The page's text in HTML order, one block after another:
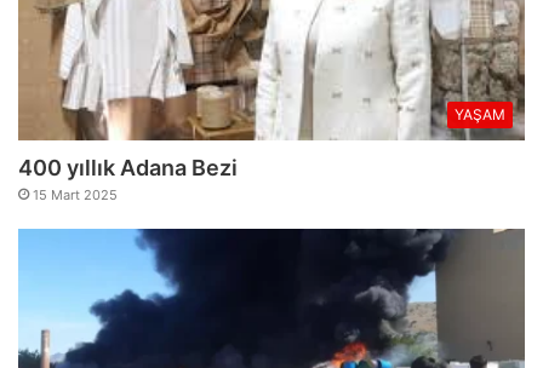
YAŞAM
400 yıllık Adana Bezi
15 Mart 2025